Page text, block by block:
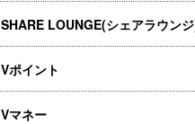
SHARE LOUNGE(シェアラウン
Vポイント
Vマネー